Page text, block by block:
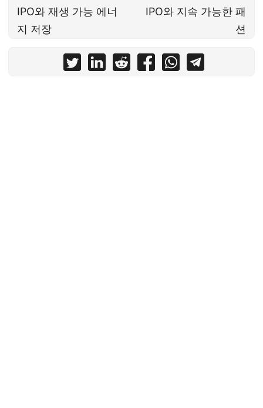
IPO와 재생 가능 에너
지 저장
IPO와 지속 가능한 패
션